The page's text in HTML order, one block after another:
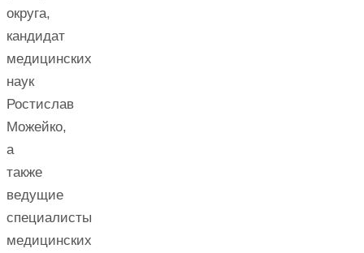
округа,
кандидат
медицинских
наук
Ростислав
Можейко,
а
также
ведущие
специалисты
медицинских